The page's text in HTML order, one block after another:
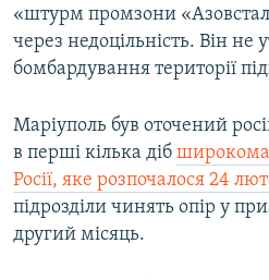
«штурм промзони
через недоцільність. Він
бомбардування території
Маріуполь був оточений
в перші кілька діб
Росії, яке розпочалося 24
підрозділи чинять опір у
другий місяць.